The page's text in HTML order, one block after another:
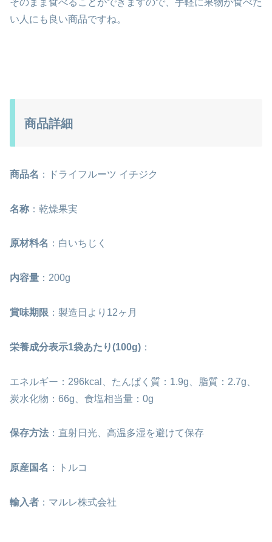
い人にも良い商品ですね。
商品詳細
商品名 ：ドライフルーツ イチジク
名称 ：乾燥果実
原材料名 ：白いちじく
内容量 ：200g
賞味期限 ：製造日より12ヶ月
栄養成分表示1袋あたり(100g) ：
エネルギー：296kcal、たんぱく質：1.9g、脂質：2.7g、
炭水化物：66g、食塩相当量：0g
保存方法 ：直射日光、高温多湿を避けて保存
原産国名 ：トルコ
輸入者 ：マルレ株式会社